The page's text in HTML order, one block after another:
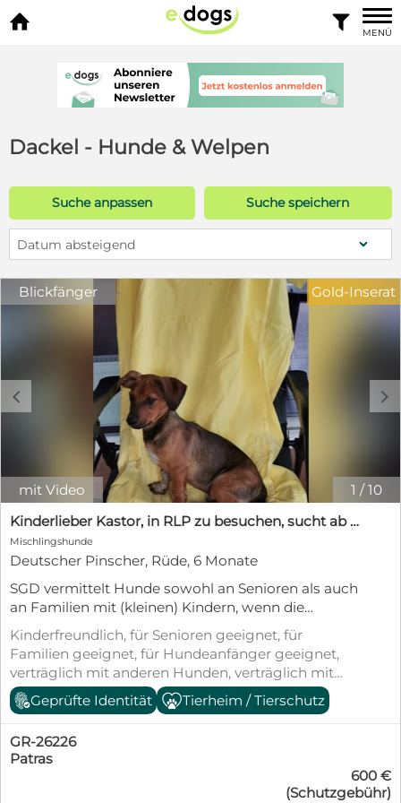
 
MENÜ
Dackel - Hunde & Welpen
Suche anpassen Suche speichern
Datum absteigend
Blickfänger
1 /10
c d
mit Video
Gold-Inserat
Kinderlieber Kastor, in RLP zu besuchen, sucht ab sofort ein Zuhause
Mischlingshunde
Deutscher Pinscher, Rüde, 6 Monate
SGD vermittelt Hunde sowohl an Senioren als auch
an Familien mit (kleinen) Kindern, wenn die
Rahmenbedingungen passen. Nicht nur für
Seniorinnen und Senioren ist ein verlässliches
Backup Pflicht. Es muss im Vorfeld geklärt sein,
wer den Hund zuverlässig versorgt, falls
Unterstützung nötig wird oder ein Ausfall entsteht.
Wir beraten Sie vor der Adoption und sind auch
danach für Sie da. Die beiden kleinen Juniorhunde
wurden am belebten Strand von Patras ausgesetzt.
Wir wurden darum gebeten sie aufzunehmen. Nun
sind sie geimpft, entwurmt und gegen äußere
Kinderfreundlich, für Senioren geeignet, für
Familien geeignet, für Hundeanfänger geeignet,
verträglich mit anderen Hunden, verträglich mit
Katzen, geimpft (mind. Pflichtimpfungen),
entwurmt, gechipt, mit EU-Heimtierausweis, aus
dem Tierheim, Welpenwurf, Stubenrein,
Tierschutzgesetz §11
Geprüfte Identität Tierheim / Tierschutz
GR-26226
Patras
600 €
(Schutzgebühr)